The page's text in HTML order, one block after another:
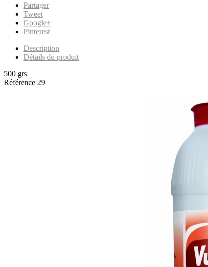
Partager
Tweet
Google+
Pinterest
Description
Détails du produit
500 grs
Référence 29